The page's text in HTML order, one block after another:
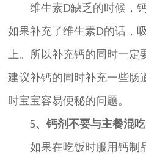
维生素D缺乏的时候，钙
如果补充了维生素D的话，
上。所以补充钙的同时一定
建议补钙的同时补充一些肠
时宝宝容易便秘的问题。
5、钙剂不要与主餐混吃
如果在吃饭时服用钙制